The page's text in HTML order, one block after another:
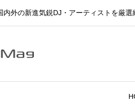
内外の新進気鋭DJ・アーティストを厳